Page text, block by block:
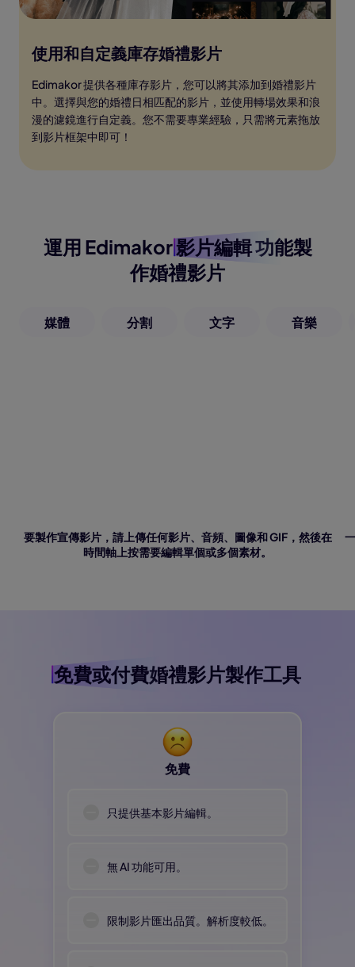
使用和自定義庫存婚禮影片
Edimakor 提供各種庫存影片，您可以將其添加到婚禮影片
中。選擇與您的婚禮日相匹配的影片，並使用轉場效果和浪
漫的濾鏡進行自定義。您不需要專業經驗，只需將元素拖放
到影片框架中即可！
運用 Edimakor影片編輯功能製
作婚禮影片
媒體 分割 文字 音樂
要製作宣傳影片，請上傳任何影片、音頻、圖像和 GIF，然後在
時間軸上按需要編輯單個或多個素材。
免費或付費婚禮影片製作工具
免費
只提供基本影片編輯。
無 AI 功能可用。
限制影片匯出品質。解析度較低。